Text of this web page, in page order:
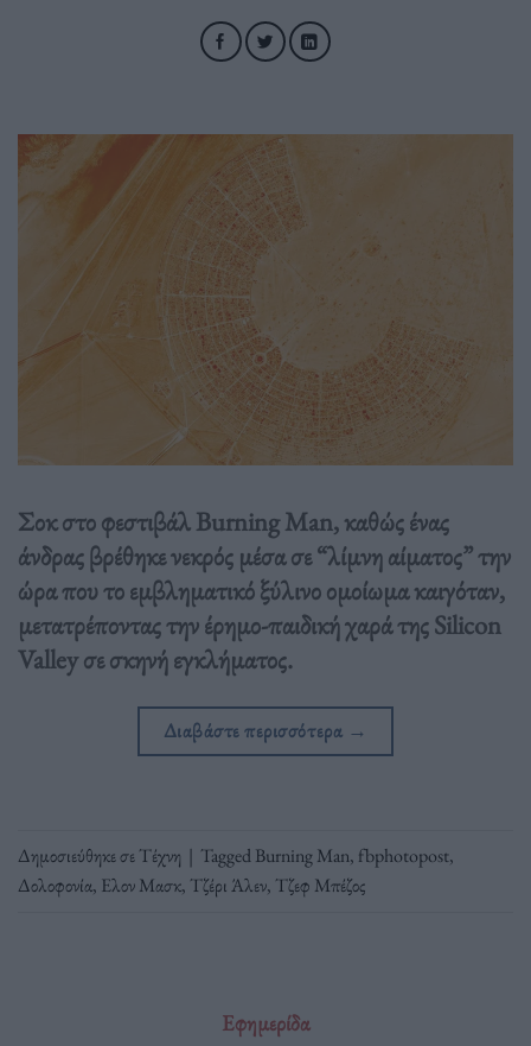
Σοκ στο φεστιβάλ Burning Man, καθώς ένας
άνδρας βρέθηκε νεκρός μέσα σε “λίμνη αίματος” την
ώρα που το εμβληματικό ξύλινο ομοίωμα καιγόταν,
μετατρέποντας την έρημο-παιδική χαρά της Silicon
Valley σε σκηνή εγκλήματος.
Διαβάστε περισσότερα →
Δημοσιεύθηκε σεΤέχνη | TaggedBurning Man, fbphotopost,
Δολοφονία, Ελον Μασκ, Τζέρι Άλεν, Τζεφ Μπέζος
Εφημερίδα